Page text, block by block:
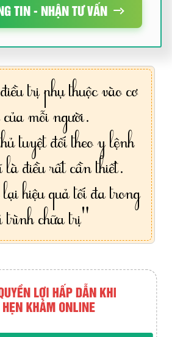
TIN - NHẬN TƯ VẤN
trị phụ thuộc vào cơ
mỗi người.
tuyệt đối theo y lệnh
là điều rất cần thiết.
hiệu quả tối đa trong
trình chữa trị"